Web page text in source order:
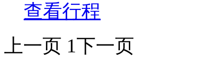
查看行程
上一页 1下一页